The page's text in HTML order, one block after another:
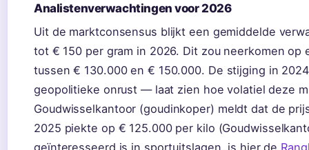
Analistenverwachtingen voor 2026
Uit de marktconsensus blijkt een gemiddelde
tot € 150 per gram in 2026. Dit zou neerkomen op
tussen € 130.000 en € 150.000. De stijging in
geopolitieke onrust — laat zien hoe volatiel deze
Goudwisselkantoor (goudinkoper) meldt dat de
2025 piekte op € 125.000 per kilo
geïnteresseerd is in sportuitslagen, is hier de